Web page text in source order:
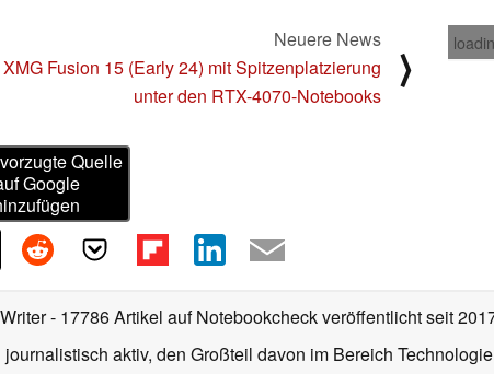
Neuere News
XMG Fusion 15 (Early 24) mit Spitzenplatzierung
unter den RTX-4070-Notebooks
⟩
Quelle
Google
- 17786 Artikel auf Notebookcheck veröffentlichtseit
aktiv, den Großteil davon im Bereich